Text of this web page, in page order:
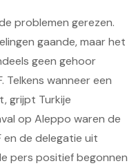
problemen gerezen.
gaande, maar het
geen gehoor
Telkens wanneer een
grijpt Turkije
op Aleppo waren de
en de delegatie uit
pers positief begonnen